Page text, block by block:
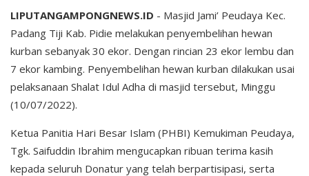
LIPUTANGAMPONGNEWS.ID - Masjid Jami’ Peudaya Kec.
Padang Tiji Kab. Pidie melakukan penyembelihan hewan
kurban sebanyak 30 ekor. Dengan rincian 23 ekor lembu dan
7 ekor kambing. Penyembelihan hewan kurban dilakukan usai
pelaksanaan Shalat Idul Adha di masjid tersebut, Minggu
(10/07/2022).
Ketua Panitia Hari Besar Islam (PHBI) Kemukiman Peudaya,
Tgk. Saifuddin Ibrahim mengucapkan ribuan terima kasih
kepada seluruh Donatur yang telah berpartisipasi, serta